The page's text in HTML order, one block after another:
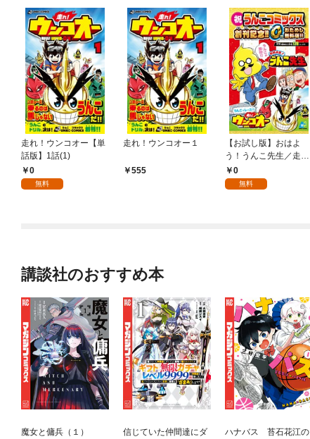
走れ！ウンコオー【単
話版】1話(1)
0
無料
走れ！ウンコオー１
555
【お試し版】おはよ
う！うんこ先生／走
れ！ウンコオー
0
無料
講談社のおすすめ本
魔女と傭兵（１）
信じていた仲間達にダ
ハナバス 苔石花江の